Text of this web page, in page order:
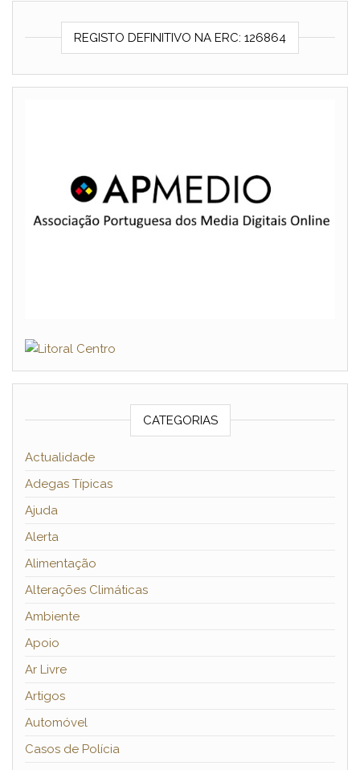
REGISTO DEFINITIVO NA ERC: 126864
CATEGORIAS
Actualidade
Adegas Típicas
Ajuda
Alerta
Alimentação
Alterações Climáticas
Ambiente
Apoio
Ar Livre
Artigos
Automóvel
Casos de Polícia